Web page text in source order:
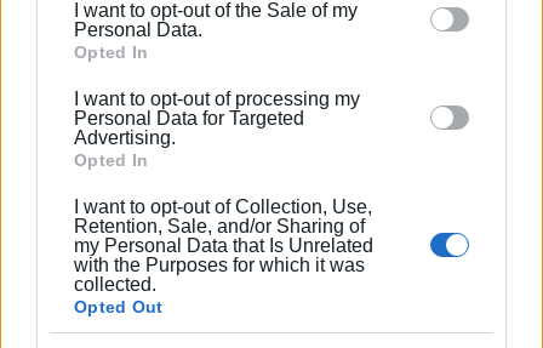
behaviour. You may click to grant or deny consent to
Google and its third-party tags to use your data for
section.
I want to opt-out of the Sale of my
Personal Data.
Opted In
I want to opt-out of processing my
Personal Data for Targeted
Advertising.
Opted In
I want to opt-out of Collection, Use,
Retention, Sale, and/or Sharing of
my Personal Data that Is Unrelated
with the Purposes for which it was
collected.
Opted Out
θα βρείτε ακόμα πιο ερημωμένο τον ελαιώνα της
Κέρκυρας, τον πρωτογενή μας τομέα στο ναδίρ, τα
αλιείς σε απόγνωση. Θα δείτε το δημογραφικό να
«χτυπά κόκκινο» στα ξεχασμένα Διαπόντια νησιά που
θυμηθήκατε μόνο για να εγκαταστήσετε
ανεμογεννήτριες, τους Παξούς, τους Αντιπάξους που
βιώνουν την μοναξιά της νησιωτικότητας που έχετε
ξεχάσει σε κάθε νομοθετική σας παρέμβαση.
Από την προηγούμενη επίσκεψή σας, κύριε
Πρωθυπουργέ, θα δείτε το κτηματολόγιο στην περιοχή